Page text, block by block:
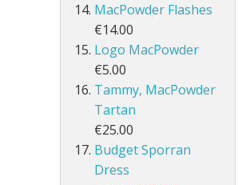
MacPowder Flashes
€14.00
Logo MacPowder
€5.00
Tammy, MacPowder
Tartan
€25.00
Budget Sporran
Dress